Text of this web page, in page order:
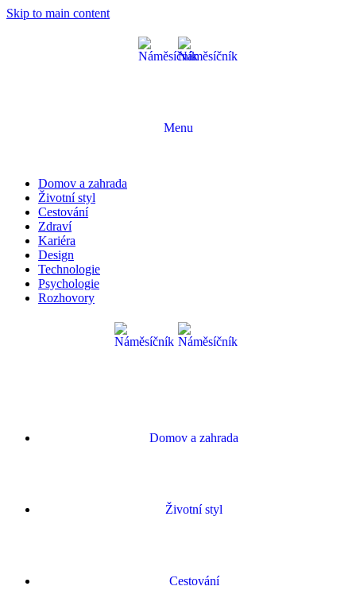
Skip to main content
Menu
Domov a zahrada
Životní styl
Cestování
Zdraví
Kariéra
Design
Technologie
Psychologie
Rozhovory
Domov a zahrada
Životní styl
Cestování